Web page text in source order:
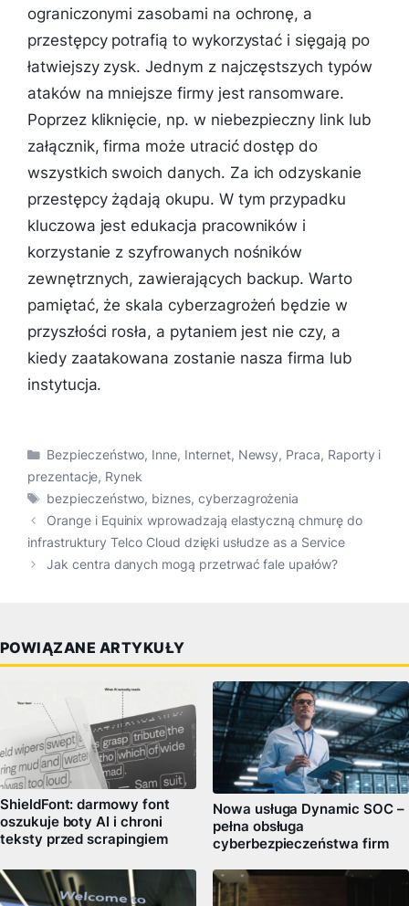
ograniczonymi zasobami na ochronę, a
przestępcy potrafią to wykorzystać i sięgają po
łatwiejszy zysk. Jednym z najczęstszych typów
ataków na mniejsze firmy jest ransomware.
Poprzez kliknięcie, np. w niebezpieczny link lub
załącznik, firma może utracić dostęp do
wszystkich swoich danych. Za ich odzyskanie
przestępcy żądają okupu. W tym przypadku
kluczowa jest edukacja pracowników i
korzystanie z szyfrowanych nośników
zewnętrznych, zawierających backup. Warto
pamiętać, że skala cyberzagrożeń będzie w
przyszłości rosła, a pytaniem jest nie czy, a
kiedy zaatakowana zostanie nasza firma lub
instytucja.
Kategorie
Bezpieczeństwo, Inne, Internet, Newsy, Praca, Raporty i
prezentacje, Rynek
Tagi
bezpieczeństwo, biznes, cyberzagrożenia
Orange i Equinix wprowadzają elastyczną chmurę do
infrastruktury Telco Cloud dzięki usłudze as a Service
Jak centra danych mogą przetrwać fale upałów?
POWIĄZANE ARTYKUŁY
ShieldFont: darmowy font
oszukuje boty AI i chroni
teksty przed scrapingiem
Nowa usługa Dynamic SOC –
pełna obsługa
cyberbezpieczeństwa firm